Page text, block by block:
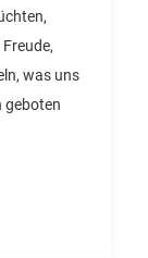
was uns
geboten